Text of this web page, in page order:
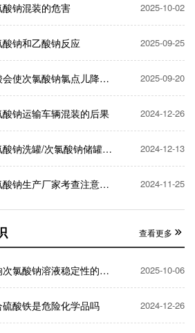
钠混装的危害 2025-10-02
钠和乙酸钠反应 2025-09-25
次氯酸钠氯点儿降低吗？ 2025-09-20
钠运输车辆混装的后果 2024-12-26
洗罐/次氯酸钠储罐清洗 2024-12-13
生产厂家考查注意事项 2024-11-25
查看更多
溶液稳定性的因素有哪些？ 2025-10-06
酸铁是危险化学品吗 2024-12-26